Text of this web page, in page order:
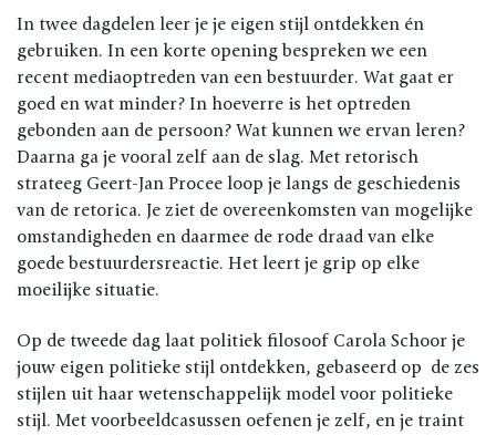
In twee dagdelen leer je je eigen stijl ontdekken én
gebruiken. In een korte opening bespreken we een
recent mediaoptreden van een bestuurder. Wat gaat er
goed en wat minder? In hoeverre is het optreden
gebonden aan de persoon? Wat kunnen we ervan leren?
Daarna ga je vooral zelf aan de slag. Met retorisch
strateeg Geert-Jan Procee loop je langs de geschiedenis
van de retorica. Je ziet de overeenkomsten van mogelijke
omstandigheden en daarmee de rode draad van elke
goede bestuurdersreactie. Het leert je grip op elke
moeilijke situatie.
Op de tweede dag laat politiek filosoof Carola Schoor je
jouw eigen politieke stijl ontdekken, gebaseerd op de zes
stijlen uit haar wetenschappelijk model voor politieke
stijl. Met voorbeeldcasussen oefenen je zelf, en je traint